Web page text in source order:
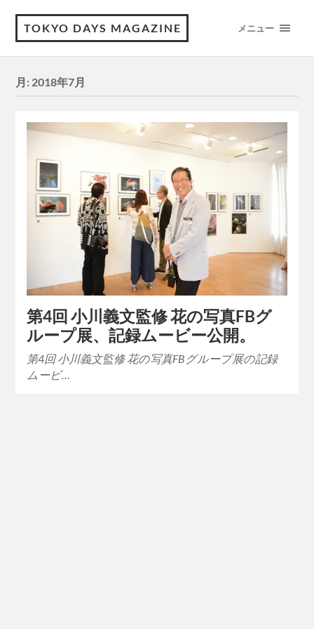
TOKYO DAYS MAGAZINE メニュー
月: 2018年7月
第4回 小川義文監修 花の写真FBグ
ループ展、記録ムービー公開。
第4回 小川義文監修 花の写真FBグループ展の記録
ムービ…